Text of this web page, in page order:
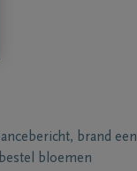
brand een
bloemen